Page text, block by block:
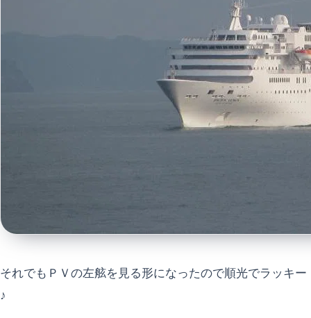
それでもＰＶの左舷を見る形になったので順光でラッキー
♪